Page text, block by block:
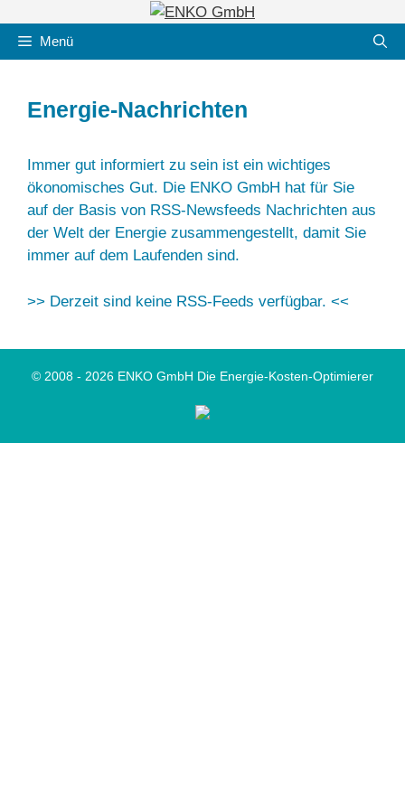
Inhalt
springen
Menü
Energie-Nachrichten
Immer gut informiert zu sein ist ein wichtiges
ökonomisches Gut. Die ENKO GmbH hat für Sie
auf der Basis von RSS-Newsfeeds Nachrichten aus
der Welt der Energie zusammengestellt, damit Sie
immer auf dem Laufenden sind.
>> Derzeit sind keine RSS-Feeds verfügbar. <<
© 2008 - 2026 ENKO GmbH Die Energie-Kosten-Optimierer